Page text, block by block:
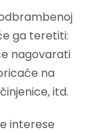
ga teretiti:
nagovarati
na
itd.
interese